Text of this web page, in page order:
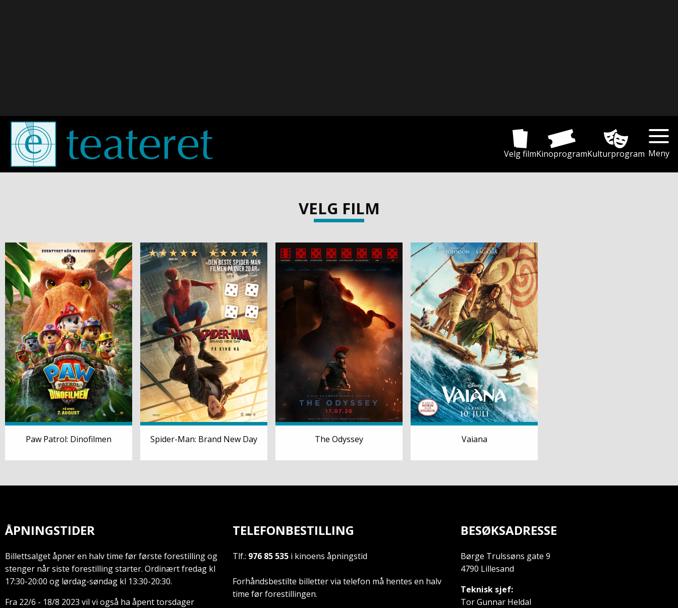
Velg filmKinoprogramKulturprogram Meny
VELG FILM
Paw Patrol: Dinofilmen Spider-Man: Brand New Day The Odyssey Vaiana
ÅPNINGSTIDER
Billettsalget åpner en halv time før første forestilling og
stenger når siste forestilling starter. Ordinært fredag kl
17:30-20:00 og lørdag-søndag kl 13:30-20:30.
Fra 22/6 - 18/8 2023 vil vi også ha åpent torsdager
TELEFONBESTILLING
Tlf.: 976 85 535 i kinoens åpningstid
Forhåndsbestilte billetter via telefon må hentes en halv
time før forestillingen.
BESØKSADRESSE
Børge Trulssøns gate 9
4790 Lillesand
Teknisk sjef:
Tor Gunnar Heldal